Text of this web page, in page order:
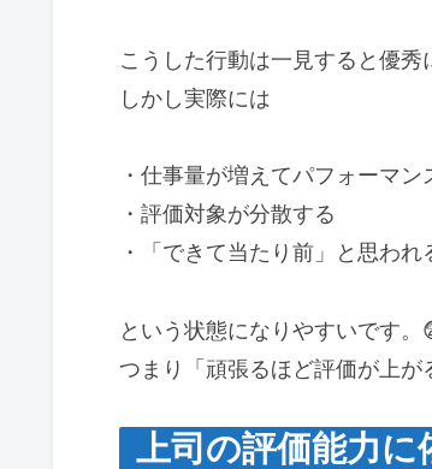
こうした行動は一見すると優秀
しかし実際には
・仕事量が増えてパフォーマン
・評価対象が分散する
・「できて当たり前」と思われ
という状態になりやすいです。
つまり「頑張るほど評価が上が
上司の評価能力